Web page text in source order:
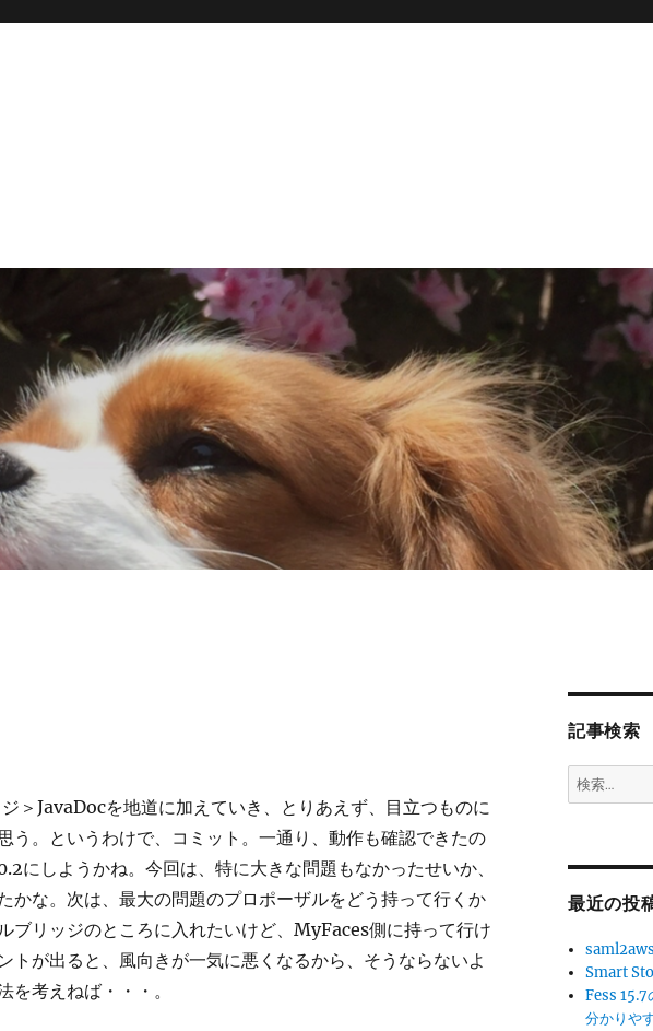
＞JavaDocを地道に加えていき、とりあえず、目立つものに
う。というわけで、コミット。一通り、動作も確認できたの
にしようかね。今回は、特に大きな問題もなかったせいか、
かな。次は、最大の問題のプロポーザルをどう持って行くか
ブリッジのところに入れたいけど、MyFaces側に持って行け
トが出ると、風向きが一気に悪くなるから、そうならないよ
を考えねば・・・。
記事検索
検
索:
最近の投
Smart
Fess 15.7
分かりや